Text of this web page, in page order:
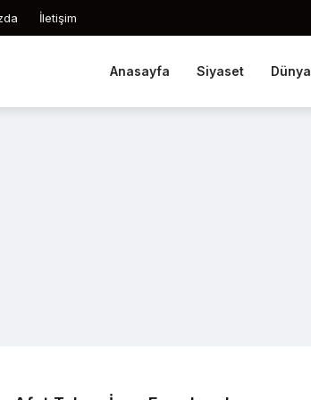
İletişim
Anasayfa Siyaset Dünya